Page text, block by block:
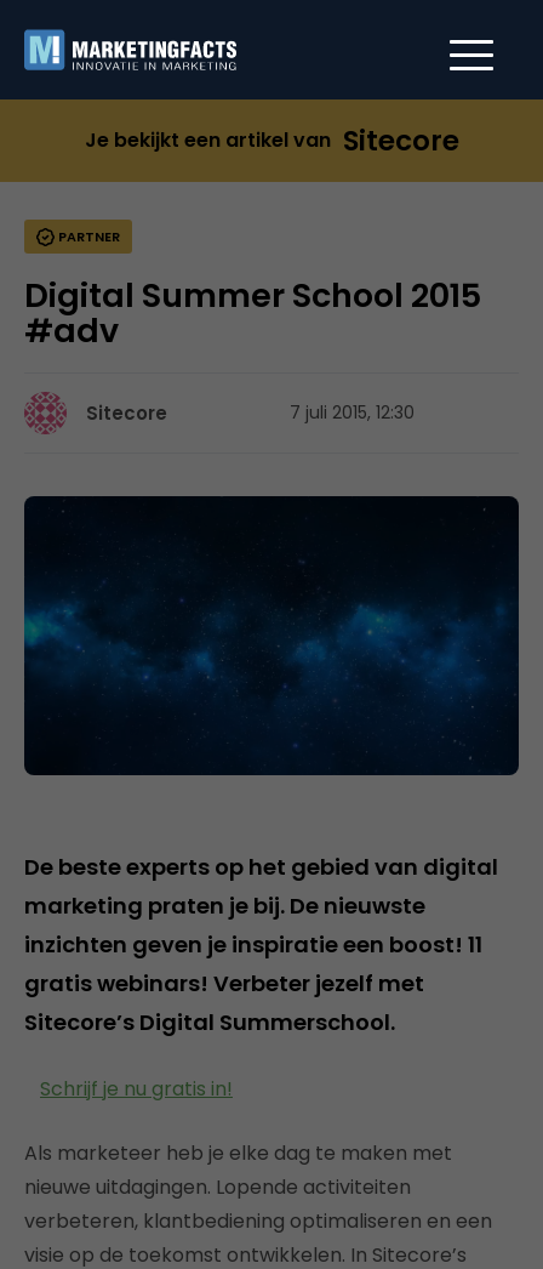
Je bekijkt een artikel van Sitecore
PARTNER
Digital Summer School 2015
#adv
Sitecore 7 juli 2015, 12:30
De beste experts op het gebied van digital
marketing praten je bij. De nieuwste
inzichten geven je inspiratie een boost! 11
gratis webinars! Verbeter jezelf met
Sitecore’s Digital Summerschool.
Schrijf je nu gratis in!
Als marketeer heb je elke dag te maken met
nieuwe uitdagingen. Lopende activiteiten
verbeteren, klantbediening optimaliseren en een
visie op de toekomst ontwikkelen. In Sitecore’s